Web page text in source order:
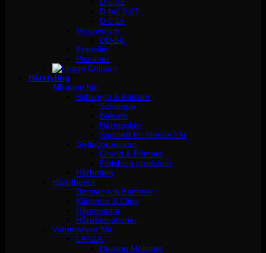
D-böj 0,07
D 0,15
Megavolym
DD-böj
Franslim
Pincetter
Hårstyling
Allt inom hår
Schampo & Balsam
Schampo
Balsam
Hårmasker
Speciellt för blonda hår
Stylingprodukter
Grund & Primers
Finishing produkter
Hårbotten
Hårtillbehör
Borstar och Kammar
Klämmor & Clips
Hårsnoddar
Hårdekorationer
Varumärken hår
LANZA
Healing Moisture